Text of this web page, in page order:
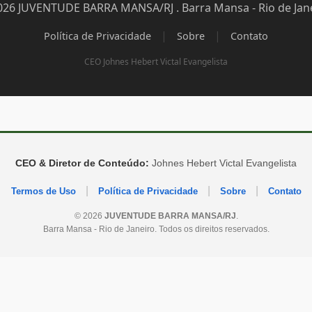
JUVENTUDE BARRA MANSA/RJ . Barra Mansa - Rio de
Política de Privacidade | Sobre | Contato
CEO Johnes Hebert Victal Evangelista
CEO & Diretor de Conteúdo: Johnes Hebert Victal Evangelista
Termos de Uso Política de Privacidade Sobre Contato
© 2026 JUVENTUDE BARRA MANSA/RJ.
Barra Mansa - Rio de Janeiro. Todos os direitos reservados.